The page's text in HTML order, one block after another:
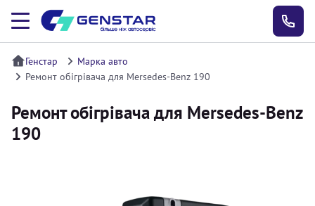
Генстар
Марка авто
Ремонт обігрівача для Mersedes-Benz 190
Ремонт обігрівача для Mersedes-Benz
190